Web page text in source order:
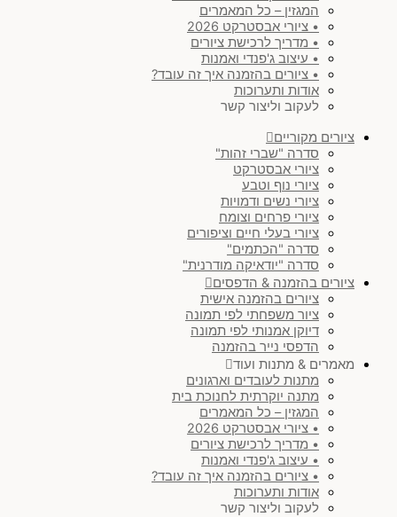
המגזין – כל המאמרים
• ציורי אבסטרקט 2026
• מדריך לרכישת ציורים
• עיצוב ג'פנדי ואמנות
• ציורים בהזמנה איך זה עובד?
אודות ותערוכות
לעקוב וליצור קשר
ציורים מקוריים
סדרה "שברי זהות"
ציורי אבסטרקט
ציורי נוף וטבע
ציורי נשים ודמויות
ציורי פרחים וצומח
ציורי בעלי חיים וציפורים
סדרה "הכתמים"
סדרה "יודאיקה מודרנית"
ציורים בהזמנה & הדפסים
ציורים בהזמנה אישית
ציור משפחתי לפי תמונה
דיוקן אמנותי לפי תמונה
הדפסי נייר בהזמנה
מאמרים & מתנות ועוד
מתנות לעובדים וארגונים
מתנה יוקרתית לחנוכת בית
המגזין – כל המאמרים
• ציורי אבסטרקט 2026
• מדריך לרכישת ציורים
• עיצוב ג'פנדי ואמנות
• ציורים בהזמנה איך זה עובד?
אודות ותערוכות
לעקוב וליצור קשר